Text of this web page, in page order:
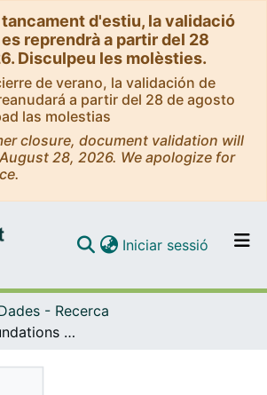
d'estiu, la validació
reprendrà a partir del 28
Disculpeu les molèsties.
de verano, la validación de
a partir del 28 de agosto
las molestias
closure, document validation will
28, 2026. We apologize for
Navega per tot el DD
Iniciar sessió (current)
- Recerca
The Moral Foundations of Illusory Correlation (Raw Data)